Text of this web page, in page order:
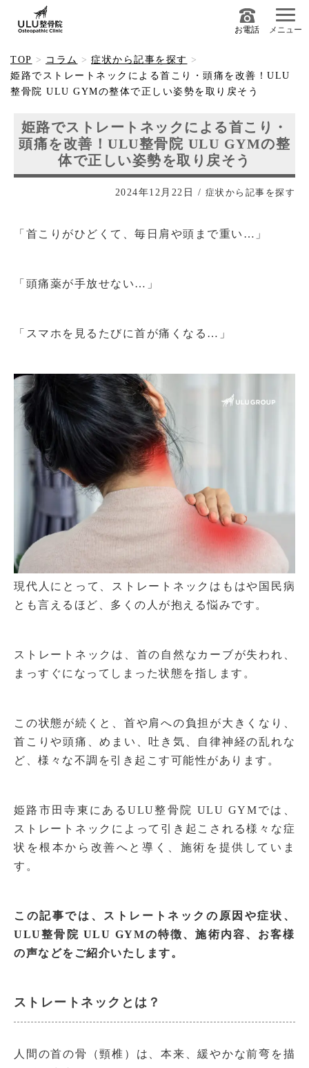
お電話 メニュー
TOP コラム
症状から記事を探す
姫路でストレートネックによる首こり・頭痛を改善！ULU
整骨院 ULU GYMの整体で正しい姿勢を取り戻そう
姫路でストレートネックによる首こり・
頭痛を改善！ULU整骨院 ULU GYMの整
体で正しい姿勢を取り戻そう
2024年12月22日 / 症状から記事を探す
「首こりがひどくて、毎日肩や頭まで重い…」
「頭痛薬が手放せない…」
「スマホを見るたびに首が痛くなる…」
現代人にとって、ストレートネックはもはや国民病
とも言えるほど、多くの人が抱える悩みです。
ストレートネックは、首の自然なカーブが失われ、
まっすぐになってしまった状態を指します。
この状態が続くと、首や肩への負担が大きくなり、
首こりや頭痛、めまい、吐き気、自律神経の乱れな
ど、様々な不調を引き起こす可能性があります。
姫路市田寺東にあるULU整骨院 ULU GYMでは、
ストレートネックによって引き起こされる様々な症
状を根本から改善へと導く、施術を提供していま
す。
この記事では、ストレートネックの原因や症状、
ULU整骨院 ULU GYMの特徴、施術内容、お客様
の声などをご紹介いたします。
ストレートネックとは？
人間の首の骨（頸椎）は、本来、緩やかな前弯を描